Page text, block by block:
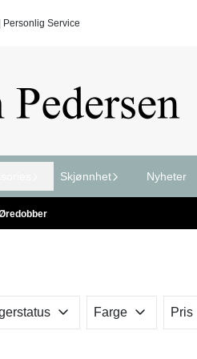
Personlig Service
Skjønnhet Nyheter
Farge Pris